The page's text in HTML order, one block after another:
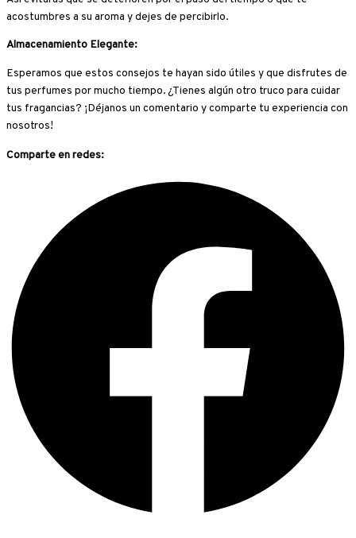
acostumbres a su aroma y dejes de percibirlo.
Almacenamiento Elegante:
Esperamos que estos consejos te hayan sido útiles y que disfrutes de
tus perfumes por mucho tiempo. ¿Tienes algún otro truco para cuidar
tus fragancias? ¡Déjanos un comentario y comparte tu experiencia con
nosotros!
Comparte en redes: